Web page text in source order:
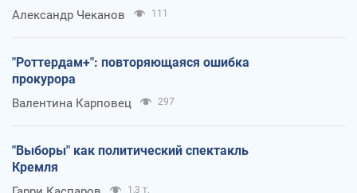
Александр Чеканов 111
"Роттердам+": повторяющаяся ошибка
прокурора
Валентина Карповец 297
"Выборы" как политический спектакль
Кремля
1,3 т.